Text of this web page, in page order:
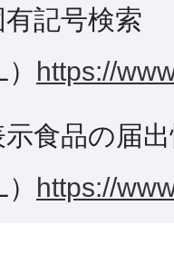
記号検索
https://
食品の届
https://